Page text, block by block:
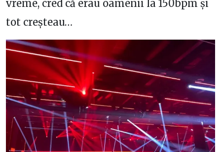
vreme, cred că erau oamenii la 150bpm și
tot creșteau…